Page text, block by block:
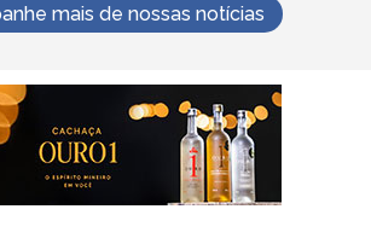
mais de nossas notícias